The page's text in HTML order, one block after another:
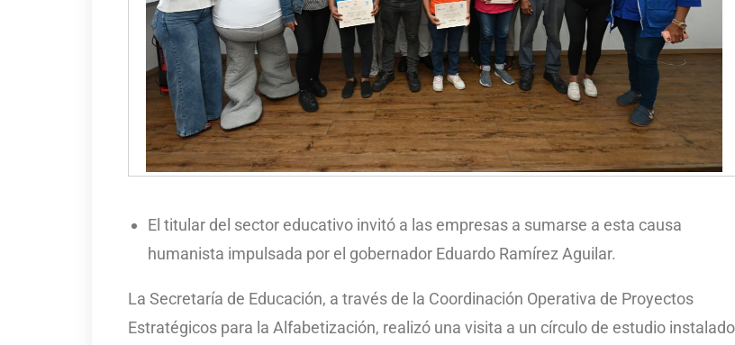
El titular del sector educativo invitó a las empresas a sumarse a esta causa
humanista impulsada por el gobernador Eduardo Ramírez Aguilar.
La Secretaría de Educación, a través de la Coordinación Operativa de Proyectos
Estratégicos para la Alfabetización, realizó una visita a un círculo de estudio instalado